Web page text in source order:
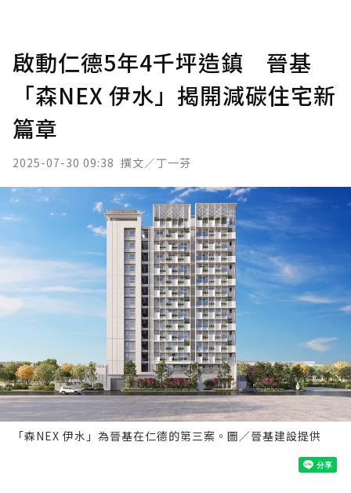
啟動仁德5年4千坪造鎮 晉基
「森NEX 伊水」揭開減碳住宅新
篇章
2025-07-30 09:38 撰文／丁一芬
「森NEX 伊水」為晉基在仁德的第三案。圖／晉基建設提供